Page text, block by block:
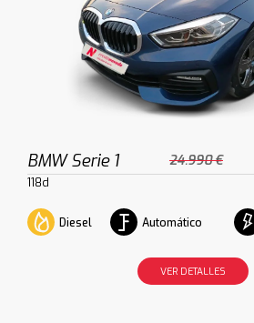
BMW Serie 1 24.990 €
118d
Diesel Automático
VER DETALLES